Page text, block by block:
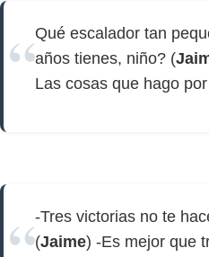
Qué escalador tan
años tienes, niño? (
Las cosas que hago
-Tres victorias no te
(Jaime) -Es mejor que